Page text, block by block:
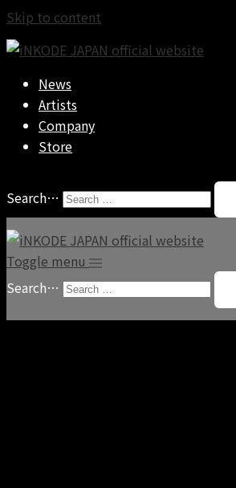
Skip to content
News
Artists
Company
Store
Search…
Toggle menu
Search…